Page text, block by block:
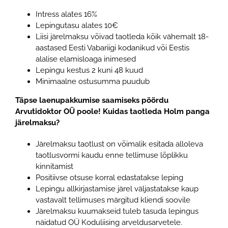
Intress alates 16%
Lepingutasu alates 10€
Liisi järelmaksu võivad taotleda kõik vähemalt 18-
aastased Eesti Vabariigi kodanikud või Eestis
alalise elamisloaga inimesed
Lepingu kestus 2 kuni 48 kuud
Minimaalne ostusumma puudub
Täpse laenupakkumise saamiseks pöördu
Arvutidoktor OÜ poole! Kuidas taotleda Holm panga
järelmaksu?
Järelmaksu taotlust on võimalik esitada alloleva
taotlusvormi kaudu enne tellimuse lõplikku
kinnitamist
Positiivse otsuse korral edastatakse leping
Lepingu allkirjastamise järel väljastatakse kaup
vastavalt tellimuses märgitud kliendi soovile
Järelmaksu kuumakseid tuleb tasuda lepingus
näidatud OÜ Koduliising arveldusarvetele.